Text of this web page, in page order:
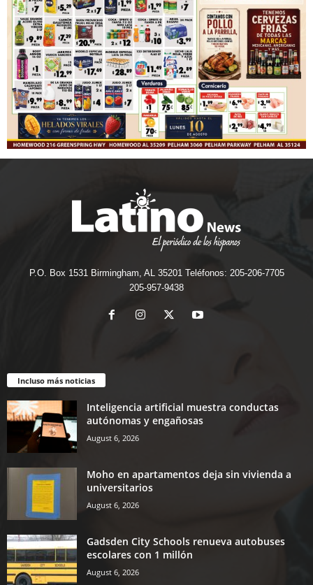
P.O. Box 1531 Birmingham, AL 35201 Teléfonos: 205-206-7705
205-957-9438
Incluso más noticias
Inteligencia artificial muestra conductas
autónomas y engañosas
August 6, 2026
Moho en apartamentos deja sin vivienda a
universitarios
August 6, 2026
Gadsden City Schools renueva autobuses
escolares con 1 millón
August 6, 2026